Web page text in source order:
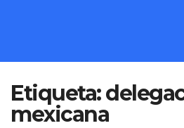
Etiqueta:
mexicana